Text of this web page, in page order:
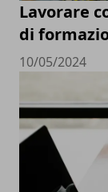
Lavorare
di
10/05/2024